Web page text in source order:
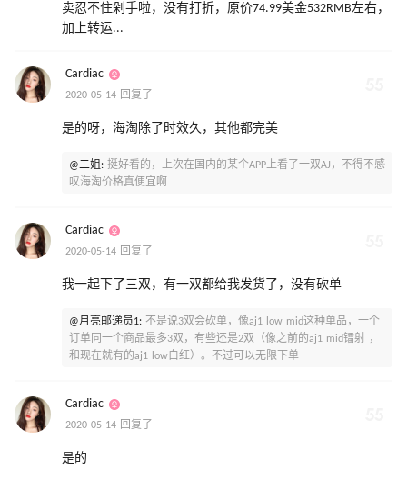
卖忍不住剁手啦，没有打折，原价74.99美金532RMB左右，
加上转运...
Cardiac
2020-05-14 回复了
是的呀，海淘除了时效久，其他都完美
@二姐: 挺好看的，上次在国内的某个APP上看了一双AJ，不得不感
叹海淘价格真便宜啊
Cardiac
2020-05-14 回复了
我一起下了三双，有一双都给我发货了，没有砍单
@月亮邮递员1: 不是说3双会砍单，像aj1 low mid这种单品，一个
订单同一个商品最多3双，有些还是2双（像之前的aj1 mid镭射 ，
和现在就有的aj1 low白红）。不过可以无限下单
Cardiac
2020-05-14 回复了
是的